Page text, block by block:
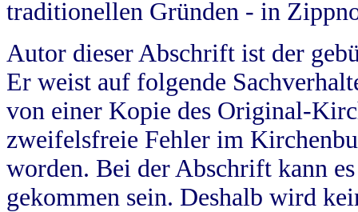
traditionellen Gründen - in
Autor dieser Abschrift ist der
Er weist auf folgende
von einer Kopie des Original-
zweifelsfreie Fehler im
worden. Bei der Abschrift kann
gekommen sein. Deshalb wird